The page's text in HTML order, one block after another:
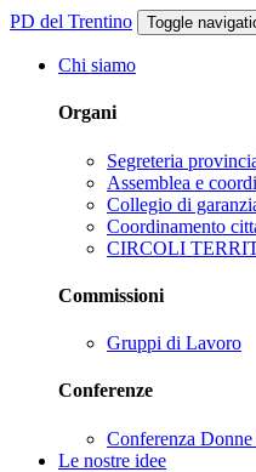
PD del Trentino Toggle
Chi siamo
Organi
Segreteria
Assemblea e
Collegio di
Coordinamento
CIRCOLI
Commissioni
Gruppi di Lavoro
Conferenze
Conferenza
Le nostre idee